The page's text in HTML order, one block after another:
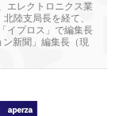
エレクトロニクス業
陸支局長を経て、
イプロス」で編集長
新聞」編集長（現